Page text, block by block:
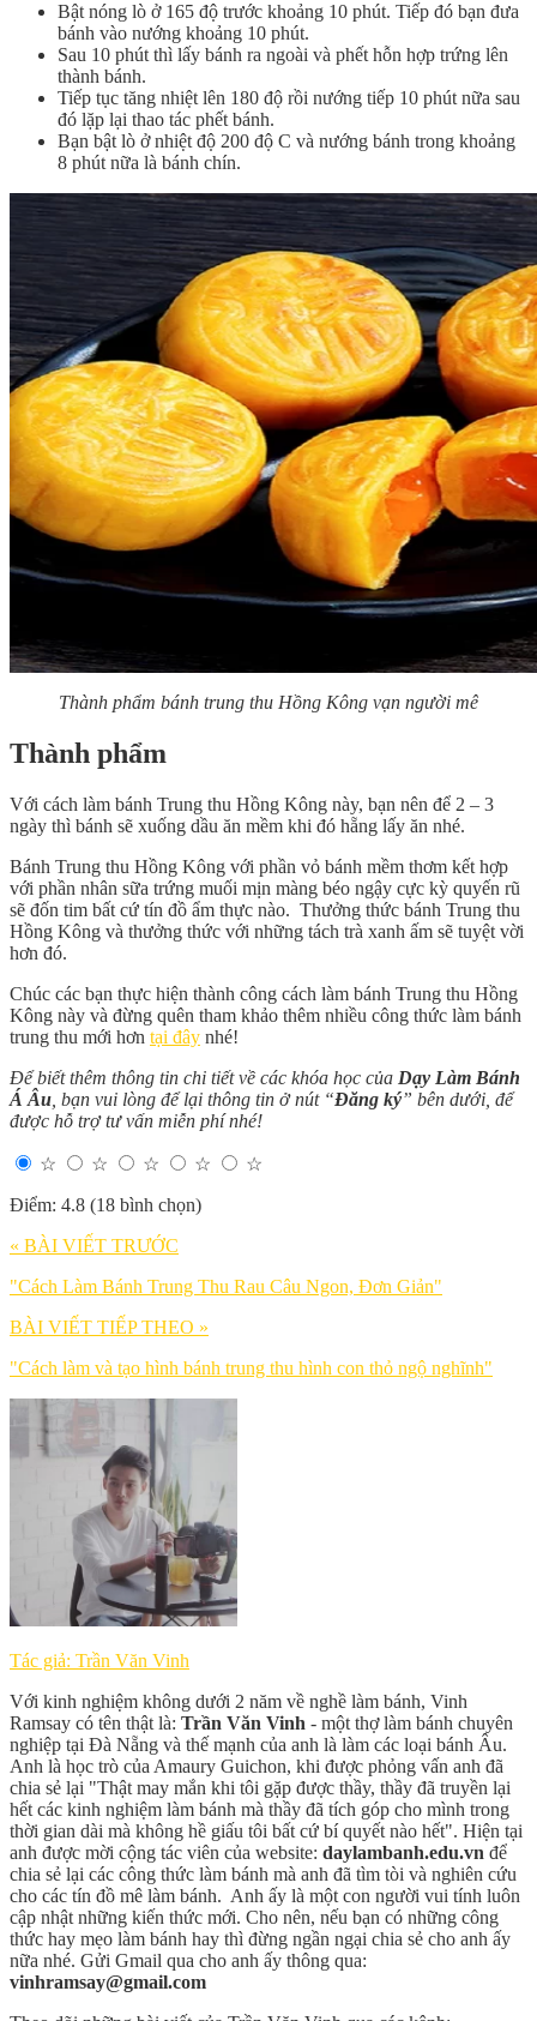
Bật nóng lò ở 165 độ trước khoảng 10 phút. Tiếp đó bạn đưa
bánh vào nướng khoảng 10 phút.
Sau 10 phút thì lấy bánh ra ngoài và phết hỗn hợp trứng lên
thành bánh.
Tiếp tục tăng nhiệt lên 180 độ rồi nướng tiếp 10 phút nữa sau
đó lặp lại thao tác phết bánh.
Bạn bật lò ở nhiệt độ 200 độ C và nướng bánh trong khoảng
8 phút nữa là bánh chín.
Thành phẩm bánh trung thu Hồng Kông vạn người mê
Thành phẩm
Với cách làm bánh Trung thu Hồng Kông này, bạn nên để 2 – 3
ngày thì bánh sẽ xuống dầu ăn mềm khi đó hẵng lấy ăn nhé.
Bánh Trung thu Hồng Kông với phần vỏ bánh mềm thơm kết hợp
với phần nhân sữa trứng muối mịn màng béo ngậy cực kỳ quyến rũ
sẽ đốn tim bất cứ tín đồ ẩm thực nào. Thưởng thức bánh Trung thu
Hồng Kông và thưởng thức với những tách trà xanh ấm sẽ tuyệt vời
hơn đó.
Chúc các bạn thực hiện thành công cách làm bánh Trung thu Hồng
Kông này và đừng quên tham khảo thêm nhiều công thức làm bánh
trung thu mới hơn tại đây nhé!
Để biết thêm thông tin chi tiết về các khóa học của Dạy Làm Bánh
Á Âu , bạn vui lòng để lại thông tin ở nút “Đăng ký” bên dưới, để
được hỗ trợ tư vấn miễn phí nhé!
☆ ☆ ☆ ☆
☆
Điểm: 4.8 (18 bình chọn)
« BÀI VIẾT TRƯỚC
"Cách Làm Bánh Trung Thu Rau Câu Ngon, Đơn Giản"
BÀI VIẾT TIẾP THEO »
"Cách làm và tạo hình bánh trung thu hình con thỏ ngộ nghĩnh"
Tác giả: Trần Văn Vinh
Với kinh nghiệm không dưới 2 năm về nghề làm bánh, Vinh
Ramsay có tên thật là: Trần Văn Vinh - một thợ làm bánh chuyên
nghiệp tại Đà Nẵng và thế mạnh của anh là làm các loại bánh Âu.
Anh là học trò của Amaury Guichon, khi được phỏng vấn anh đã
chia sẻ lại "Thật may mắn khi tôi gặp được thầy, thầy đã truyền lại
hết các kinh nghiệm làm bánh mà thầy đã tích góp cho mình trong
thời gian dài mà không hề giấu tôi bất cứ bí quyết nào hết". Hiện tại
anh được mời cộng tác viên của website: daylambanh.edu.vn để
chia sẻ lại các công thức làm bánh mà anh đã tìm tòi và nghiên cứu
cho các tín đồ mê làm bánh. Anh ấy là một con người vui tính luôn
cập nhật những kiến thức mới. Cho nên, nếu bạn có những công
thức hay mẹo làm bánh hay thì đừng ngần ngại chia sẻ cho anh ấy
nữa nhé. Gửi Gmail qua cho anh ấy thông qua:
vinhramsay@gmail.com